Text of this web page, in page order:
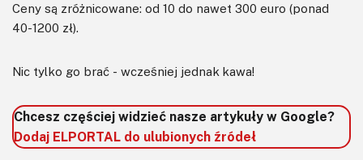
Ceny są zróżnicowane: od 10 do nawet 300 euro (ponad
40-1200 zł).
Nic tylko go brać - wcześniej jednak kawa!
Chcesz częściej widzieć nasze artykuły w Google?
Dodaj ELPORTAL do ulubionych źródeł